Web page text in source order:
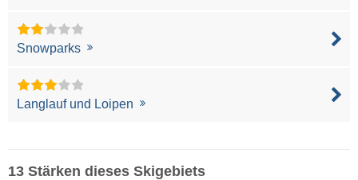
Snowparks
Langlauf und Loipen
13 Stärken dieses Skigebiets